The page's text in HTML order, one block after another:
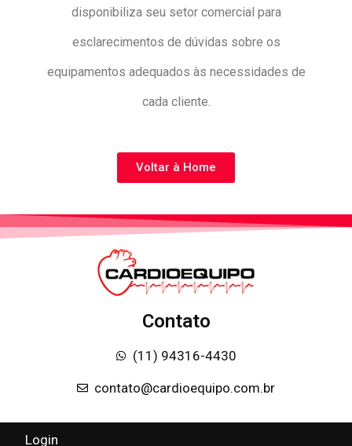
disponibiliza seu setor comercial para
esclarecimentos de dúvidas sobre os
equipamentos adequados às necessidades de
cada cliente.
Voltar à Home
Contato
(11) 94316-4430
contato@cardioequipo.com.br
Login